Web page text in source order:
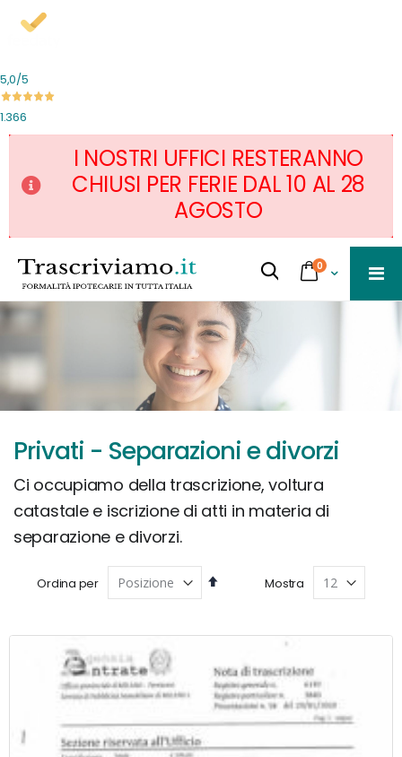
5,0/5
1.366
I NOSTRI UFFICI RESTERANNO
CHIUSI PER FERIE DAL 10 AL 28
AGOSTO
al
contenuto
Cart
0servizi
Cerca...
Privati - Separazioni e divorzi
Ci occupiamo della trascrizione, voltura
catastale e iscrizione di atti in materia di
separazione e divorzi.
Ordina per
Imposta Mostra